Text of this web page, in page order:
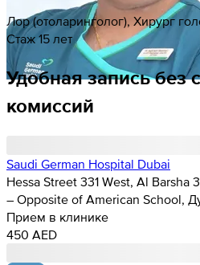
Лор (отоларинголог), Хирург
Стаж 15 лет
Удобная запись без
комиссий
Saudi German Hospital Dubai
Hessa Street 331 West, Al Barsha
– Opposite of American School,
Прием в клинике
450 AED